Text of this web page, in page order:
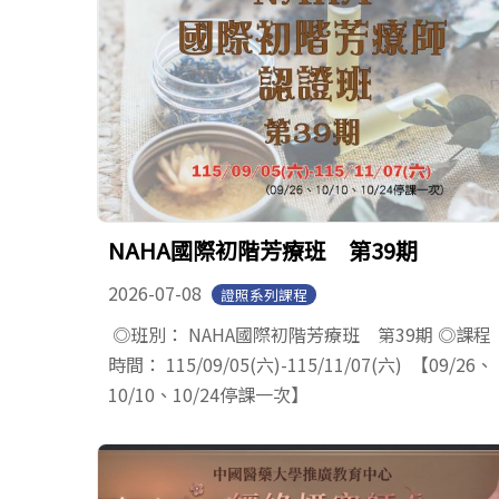
NAHA國際初階芳療班 第39期
2026-07-08 證照系列課程
◎班別： NAHA國際初階芳療班 第39期 ◎課程
時間： 115/09/05(六)-115/11/07(六) 【09/26、
10/10、10/24停課一次】